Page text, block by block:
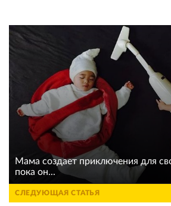
Мама создает приключения для
пока он...
СЛЕДУЮЩАЯ СТАТЬЯ